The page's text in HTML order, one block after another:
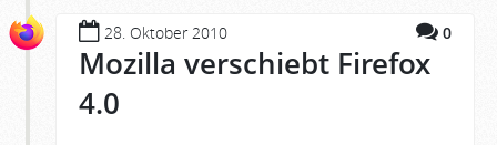
28. Oktober 2010 0
Mozilla verschiebt Firefox
4.0